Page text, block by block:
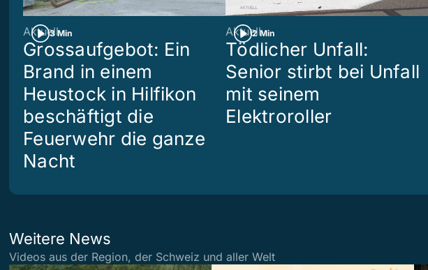
3 Min
Aktuell
Grossaufgebot: Ein
Brand in einem
Heustock in Hilfikon
beschäftigt die
Feuerwehr die ganze
Nacht
2 Min
Aktuell
Tödlicher Unfall:
Senior stirbt bei Unfall
mit seinem
Elektroroller
Weitere News
Videos aus der Region, der Schweiz und aller Welt